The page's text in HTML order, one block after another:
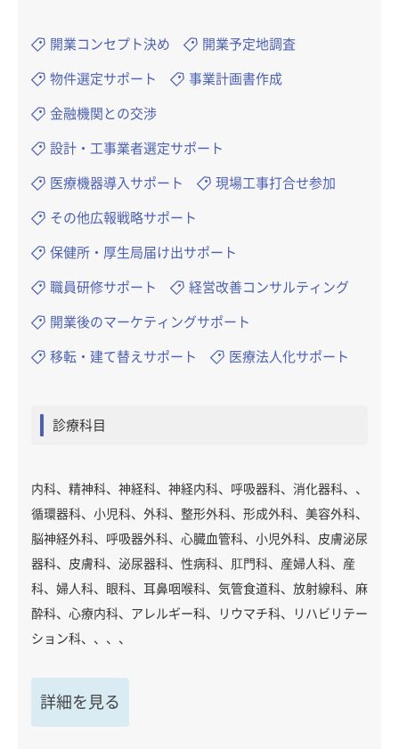
開業コンセプト決め 開業予定地調査
物件選定サポート 事業計画書作成
金融機関との交渉
設計・工事業者選定サポート
医療機器導入サポート 現場工事打合せ参加
その他広報戦略サポート
保健所・厚生局届け出サポート
職員研修サポート 経営改善コンサルティング
開業後のマーケティングサポート
移転・建て替えサポート 医療法人化サポート
診療科目
内科、精神科、神経科、神経内科、呼吸器科、消化器科、、
循環器科、小児科、外科、整形外科、形成外科、美容外科、
脳神経外科、呼吸器外科、心臓血管科、小児外科、皮膚泌尿
器科、皮膚科、泌尿器科、性病科、肛門科、産婦人科、産
科、婦人科、眼科、耳鼻咽喉科、気管食道科、放射線科、麻
酔科、心療内科、アレルギー科、リウマチ科、リハビリテー
ション科、、、、
詳細を見る